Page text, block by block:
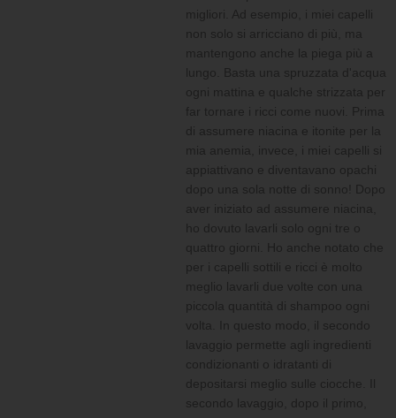
migliori. Ad esempio, i miei capelli
non solo si arricciano di più, ma
mantengono anche la piega più a
lungo. Basta una spruzzata d'acqua
ogni mattina e qualche strizzata per
far tornare i ricci come nuovi. Prima
di assumere niacina e itonite per la
mia anemia, invece, i miei capelli si
appiattivano e diventavano opachi
dopo una sola notte di sonno! Dopo
aver iniziato ad assumere niacina,
ho dovuto lavarli solo ogni tre o
quattro giorni. Ho anche notato che
per i capelli sottili e ricci è molto
meglio lavarli due volte con una
piccola quantità di shampoo ogni
volta. In questo modo, il secondo
lavaggio permette agli ingredienti
condizionanti o idratanti di
depositarsi meglio sulle ciocche. Il
secondo lavaggio, dopo il primo,